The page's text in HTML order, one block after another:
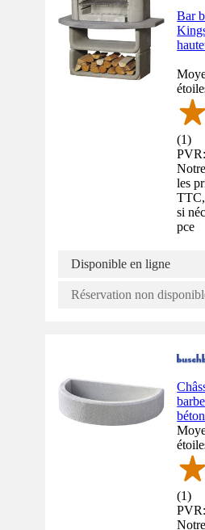
Bar
(1)
les
si
pce
Disponible en ligne
Réservation non
(1)